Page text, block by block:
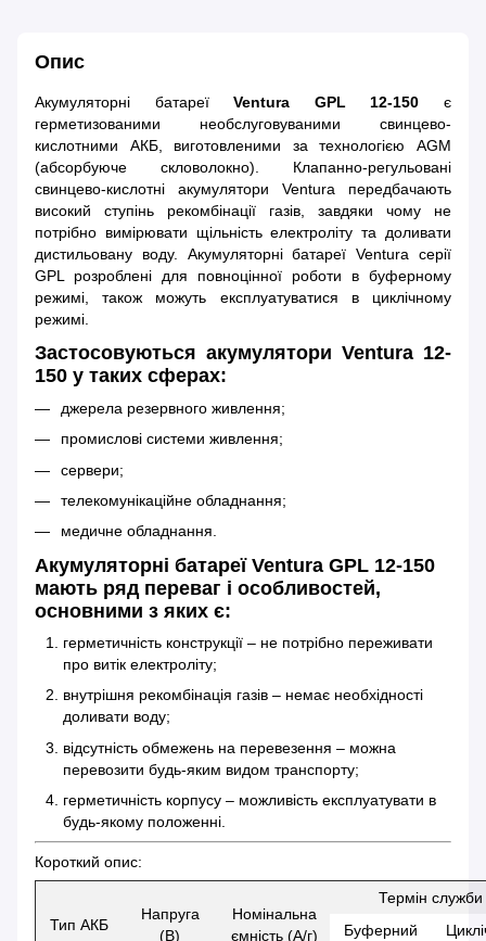
Опис
Акумуляторні батареїVentura GPL 12-150 є
герметизованими необслуговуваними свинцево-
кислотними АКБ, виготовленими за технологією AGM
(абсорбуюче скловолокно). Клапанно-регульовані
свинцево-кислотні акумулятори Ventura передбачають
високий ступінь рекомбінації газів, завдяки чому не
потрібно вимірювати щільність електроліту та доливати
дистильовану воду. Акумуляторні батареї Ventura серії
GPL розроблені для повноцінної роботи в буферному
режимі, також можуть експлуатуватися в циклічному
режимі.
Застосовуються акумулятори Ventura 12-
150 у таких сферах:
джерела резервного живлення;
промислові системи живлення;
сервери;
телекомунікаційне обладнання;
медичне обладнання.
Акумуляторні батареї Ventura GPL 12-150
мають ряд переваг і особливостей,
основними з яких є:
герметичність конструкції – не потрібно переживати
про витік електроліту;
внутрішня рекомбінація газів – немає необхідності
доливати воду;
відсутність обмежень на перевезення – можна
перевозити будь-яким видом транспорту;
герметичність корпусу – можливість експлуатувати в
будь-якому положенні.
Короткий опис:
Тип АКБ
Напруга
(В)
Номінальна
ємність (А/г)
Термін служби
Буферний